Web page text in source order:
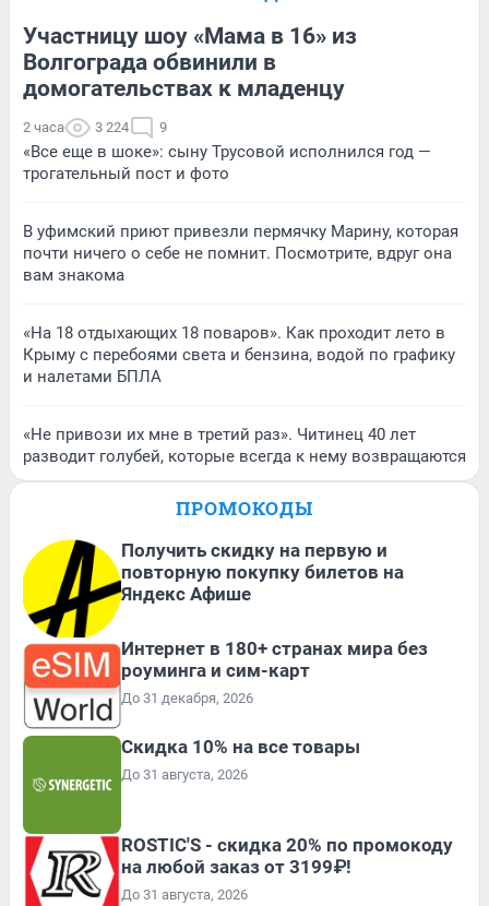
Участницу шоу «Мама в 16» из
Волгограда обвинили в
домогательствах к младенцу
2 часа 3 224 9
«Все еще в шоке»: сыну Трусовой исполнился год —
трогательный пост и фото
В уфимский приют привезли пермячку Марину, которая
почти ничего о себе не помнит. Посмотрите, вдруг она
вам знакома
«На 18 отдыхающих 18 поваров». Как проходит лето в
Крыму с перебоями света и бензина, водой по графику
и налетами БПЛА
«Не привози их мне в третий раз». Читинец 40 лет
разводит голубей, которые всегда к нему возвращаются
ПРОМОКОДЫ
Получить скидку на первую и
повторную покупку билетов на
Яндекс Афише
Интернет в 180+ странах мира без
роуминга и сим-карт
До 31 декабря, 2026
Скидка 10% на все товары
До 31 августа, 2026
ROSTIC'S - скидка 20% по промокоду
на любой заказ от 3199₽!
До 31 августа, 2026